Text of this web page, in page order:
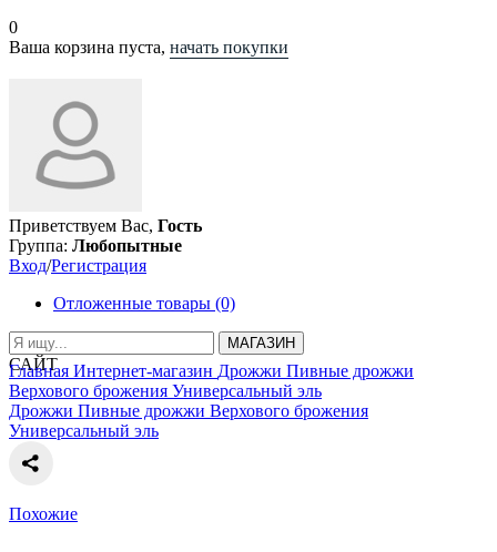
0
Ваша корзина пуста, начать покупки
Приветствуем Вас, Гость
Группа: Любопытные
Вход/Регистрация
Отложенные товары (0)
МАГАЗИН
САЙТ
Главная Интернет-магазин Дрожжи Пивные дрожжи
Верхового брожения Универсальный эль
Дрожжи Пивные дрожжи Верхового брожения
Универсальный эль
Похожие